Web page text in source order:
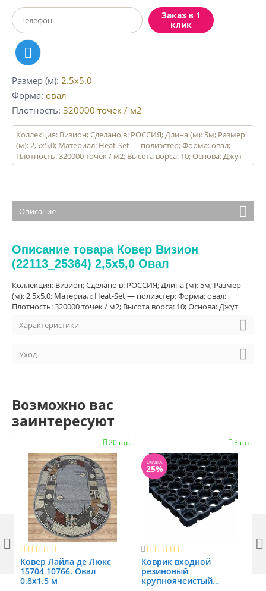
Заказ в 1
клик
Размер (м) 2.5x5.0
Форма овал
Плотность 320000 точек / м2
Коллекция: Визион; Сделано в: РОССИЯ; Длина (м): 5м; Размер
(м): 2,5х5,0; Материал: Heat-Set — полиэстер; Форма: овал;
Плотность: 320000 точек / м2; Высота ворса: 10; Основа: Джут
Описание
Описание товара Ковер Визион
(22113_25364) 2,5х5,0 Овал
Коллекция: Визион; Сделано в: РОССИЯ; Длина (м): 5м; Размер
(м): 2,5х5,0; Материал: Heat-Set — полиэстер; Форма: овал;
Плотность: 320000 точек / м2; Высота ворса: 10; Основа: Джут
Характеристики
Уход
Возможно вас
заинтересуют
20 шт.

Ковер Лайла де Люкс
15704 10766. Овал
0.8x1.5 м
3 шт.

СКИДКА
25%

Коврик вxодной
резиновый
крупноячеистый
 